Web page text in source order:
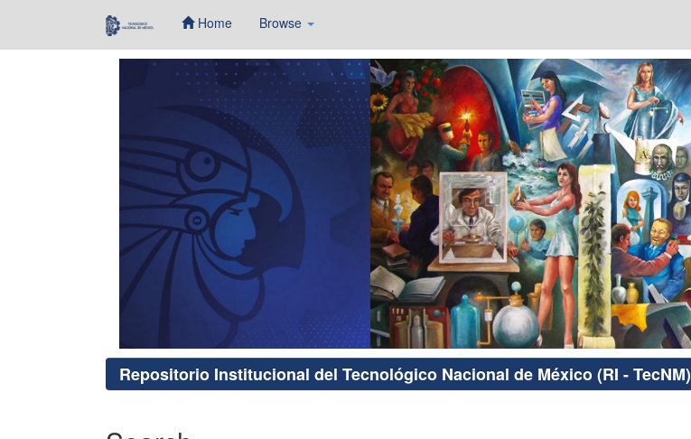
Home Browse
Repositorio Institucional del Tecnológico Nacional de México (RI - TecNM)